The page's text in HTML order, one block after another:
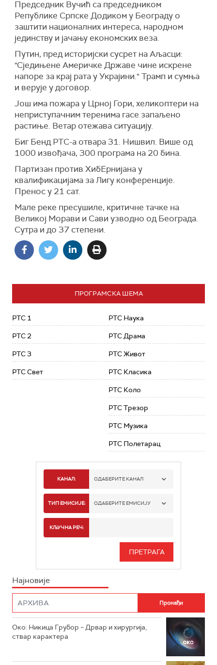
Председник Вучић са председником
Републике Српске Додиком у Београду о
заштити националних интереса, народном
јединству и јачању економских веза.
Путин, пред историјски сусрет на Аљасци:
"Сједињене Америчке Државе чине искрене
напоре за крај рата у Украјини." Трамп и сумња
и верује у договор.
Још има пожара у Црној Гори, хеликоптери на
неприступачним теренима гасе запаљено
растиње. Ветар отежава ситуацију.
Биг Бенд РТС-а отвара 31. Нишвил. Више од
1000 извођача, 300 програма на 20 бина.
Партизан против ХибЕрнијана у
квалификацијама за Лигу конференције.
Пренос у 21 сат.
Мале реке пресушиле, критичне тачке на
Великој Морави и Сави узводно од Београда.
Сутра и до 37 степени.
ПРОГРАМСКА ШЕМА
РТС 1
РТС 2
РТС 3
РТС Свет
РТС Наука
РТС Драма
РТС Живот
РТС Класика
РТС Коло
РТС Трезор
РТС Музика
РТС Полетарац
КАНАЛ: ОДАБЕРИТЕ КАНАЛ
РТС 1
РТС 3
РТС ЖИВОТ
ТИП ЕМИСИЈЕ: ОДАБЕРИТЕ ЕМИСИЈУ
ИНФО
КЉУЧНА РЕЧ:
Најновије
Око: Никица Грубор – Дрвар и хирургија,
ствар карактера